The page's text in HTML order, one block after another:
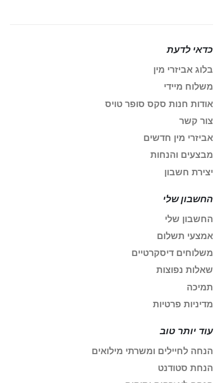
כדאי לדעת
בלוג אביזרי מין
משלוח מיידי
אודות חנות סקס סופר טויס
צור קשר
אביזרי מין חדשים
מבצעים והנחות
יצירת חשבון
החשבון שלי
החשבון שלי
אמצעי תשלום
משלוחים דיסקרטיים
שאלות נפוצות
תמיכה
מדיניות פרטיות
עוד יותר טוב
הנחה לחיילים ומשרתי מילואים
הנחת סטודנט